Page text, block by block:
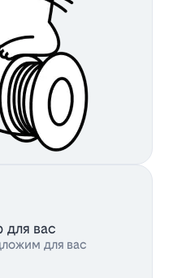
вас
для вас